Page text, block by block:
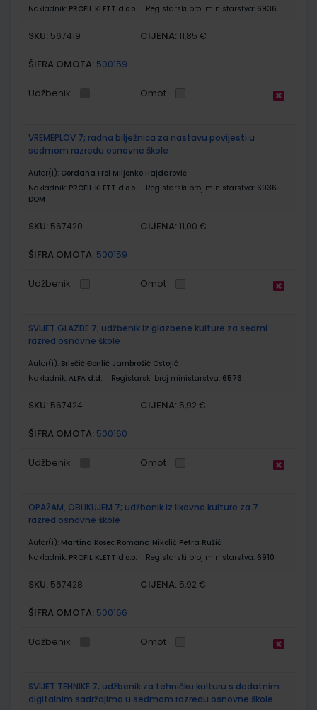
Nakladnik: PROFIL KLETT d.o.o. Registarski broj ministarstva: 6936
SKU: 567419 CIJENA: 11,85 €
ŠIFRA OMOTA: 500159
Udžbenik Omot
VREMEPLOV 7; radna bilježnica za nastavu povijesti u
sedmom razredu osnovne škole
Autor(i): Gordana Frol Miljenko Hajdarović
Nakladnik: PROFIL KLETT d.o.o. Registarski broj ministarstva: 6936-
DOM
SKU: 567420 CIJENA: 11,00 €
ŠIFRA OMOTA: 500159
Udžbenik Omot
SVIJET GLAZBE 7; udžbenik iz glazbene kulture za sedmi
razred osnovne škole
Autor(i): Brlečić Đonlić Jambrošić Ostojić
Nakladnik: ALFA d.d. Registarski broj ministarstva: 6576
SKU: 567424 CIJENA: 5,92 €
ŠIFRA OMOTA: 500160
Udžbenik Omot
OPAŽAM, OBLIKUJEM 7; udžbenik iz likovne kulture za 7.
razred osnovne škole
Autor(i): Martina Kosec Romana Nikolić Petra Ružić
Nakladnik: PROFIL KLETT d.o.o. Registarski broj ministarstva: 6910
SKU: 567428 CIJENA: 5,92 €
ŠIFRA OMOTA: 500166
Udžbenik Omot
SVIJET TEHNIKE 7; udžbenik za tehničku kulturu s dodatnim
digitalnim sadržajima u sedmom razredu osnovne škole